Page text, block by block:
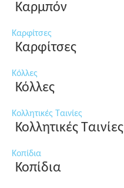
Καρμπόν
Καρφίτσες
Καρφίτσες
Κόλλες
Κόλλες
Κολλητικές Ταινίες
Κολλητικές Ταινίες
Κοπίδια
Κοπίδια